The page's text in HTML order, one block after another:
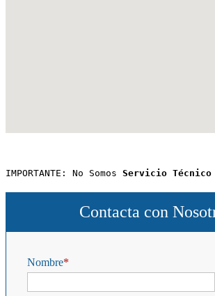
IMPORTANTE: No Somos Servicio
Contacta con
Nombre